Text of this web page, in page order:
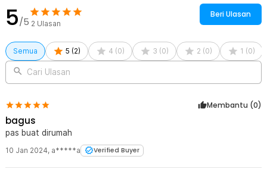
5/5 2 Ulasan
Beri Ulasan
Semua 5 (2) 4 (0) 3 (0) 2 (0) 1 (0)
Cari Ulasan
Membantu (0)
bagus
pas buat dirumah
10 Jan 2024, a*****a Verified Buyer